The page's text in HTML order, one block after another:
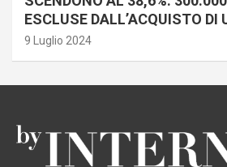
ESCLUSE DALL’ACQUISTO DI
9 Luglio 2024